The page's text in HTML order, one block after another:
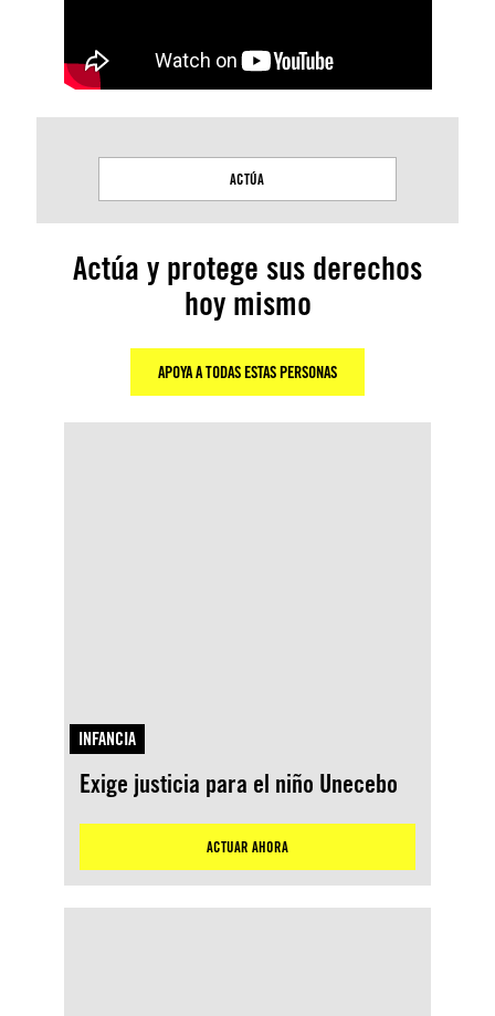
ACTÚA
Actúa y protege sus derechos
hoy mismo
APOYA A TODAS ESTAS PERSONAS
INFANCIA
Exige justicia para el niño Unecebo
ACTUAR AHORA